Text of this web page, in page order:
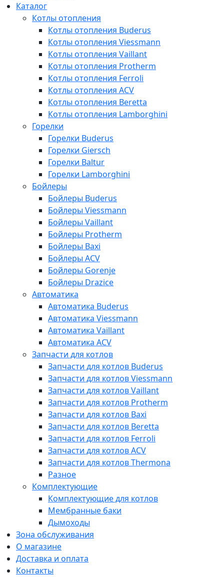
Каталог
Котлы отопления
Котлы отопления Buderus
Котлы отопления Viessmann
Котлы отопления Vaillant
Котлы отопления Protherm
Котлы отопления Ferroli
Котлы отопления ACV
Котлы отопления Beretta
Котлы отопления Lamborghini
Горелки
Горелки Buderus
Горелки Giersch
Горелки Baltur
Горелки Lamborghini
Бойлеры
Бойлеры Buderus
Бойлеры Viessmann
Бойлеры Vaillant
Бойлеры Protherm
Бойлеры Baxi
Бойлеры ACV
Бойлеры Gorenje
Бойлеры Drazice
Автоматика
Автоматика Buderus
Автоматика Viessmann
Автоматика Vaillant
Автоматика ACV
Запчасти для котлов
Запчасти для котлов Buderus
Запчасти для котлов Viessmann
Запчасти для котлов Vaillant
Запчасти для котлов Protherm
Запчасти для котлов Baxi
Запчасти для котлов Beretta
Запчасти для котлов Ferroli
Запчасти для котлов ACV
Запчасти для котлов Thermona
Разное
Комплектующие
Комплектующие для котлов
Мембранные баки
Дымоходы
Зона обслуживания
О магазине
Доставка и оплата
Контакты